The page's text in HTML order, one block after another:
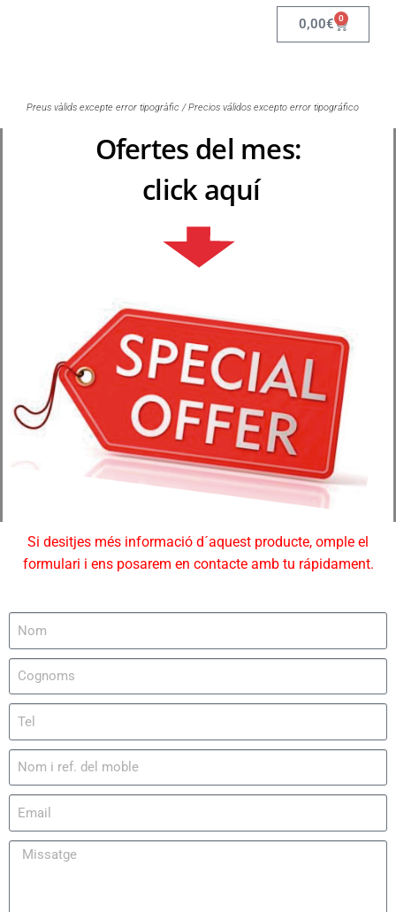
0,00€ 0
Preus vàlids excepte error tipogràfic / Precios válidos excepto error tipográfico
Ofertes del mes:
click aquí
Si desitjes més informació d´aquest producte, omple el
formulari i ens posarem en contacte amb tu rápidament.